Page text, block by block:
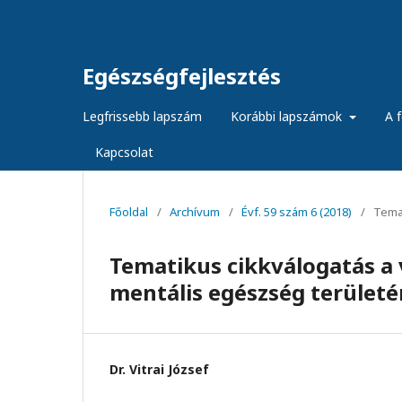
Egészségfejlesztés
Legfrissebb lapszám Korábbi lapszámok A
Kapcsolat
Főoldal / Archívum / Évf. 59 szám 6 (2018) /
Tematikus cikkválogatás a
mentális egészség
Dr. Vitrai József